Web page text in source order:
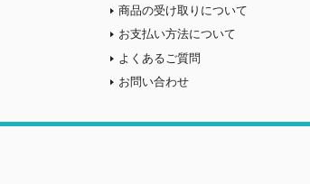
商品の受け取りについて
お支払い方法について
よくあるご質問
お問い合わせ